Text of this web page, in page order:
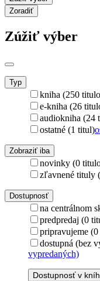
Zoradiť
Zúžiť výber
Typ
kniha (250
e-kniha (26
audiokniha (24
ostatné (1 titul)
Zobraziť iba
novinky (0
zľavnené tituly
Dostupnosť
na centrálnom
predpredaj (0
pripravujeme
dostupná (bez
vypredaných)
Dostupnosť v